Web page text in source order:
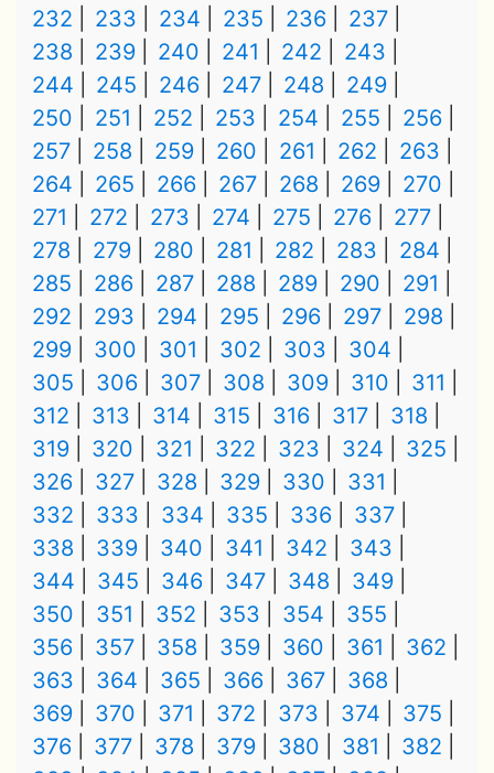
232
233 234 235 236
237
238
239 240 241 242
243
244
245 246 247 248
249
250
251 252 253 254 255
256
257
258 259 260 261 262
263
264
265 266 267 268 269
270
271
272 273 274 275 276
277
278
279 280 281 282 283
284
285
286 287 288 289 290
291
292
293 294 295 296 297
298
299
300 301 302 303
304
305
306 307 308 309 310
311
312
313 314 315 316 317
318
319
320 321 322 323 324
325
326
327 328 329 330
331
332
333 334 335 336
337
338
339 340 341 342
343
344
345 346 347 348
349
350
351 352 353 354
355
356
357 358 359 360 361
362
363
364 365 366 367
368
369
370 371 372 373 374
375
376
377 378 379 380 381
382